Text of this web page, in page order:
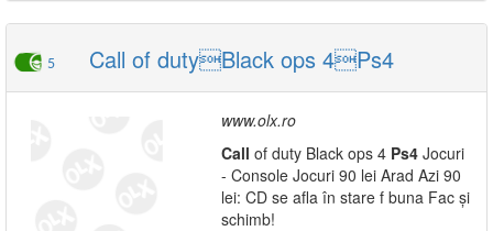
5 Call of dutyBlack ops 4Ps4
www.olx.ro
Call of duty Black ops 4 Ps4 Jocuri
- Console Jocuri 90 lei Arad Azi 90
lei: CD se afla în stare f buna Fac și
schimb!